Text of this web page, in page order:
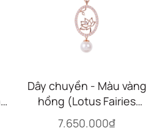
Dây chuyền - Màu vàng
hồng (Lotus Fairies
Oval)
7.650.000₫